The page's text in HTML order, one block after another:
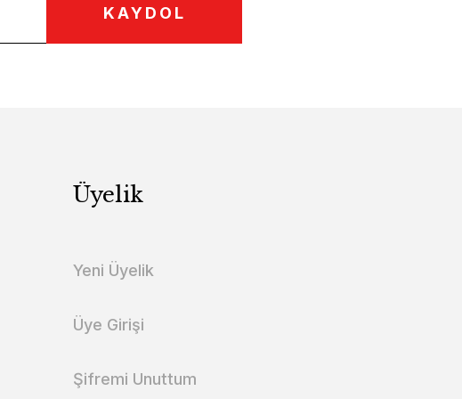
KAYDOL
Üyelik
Yeni Üyelik
Üye Girişi
Şifremi Unuttum